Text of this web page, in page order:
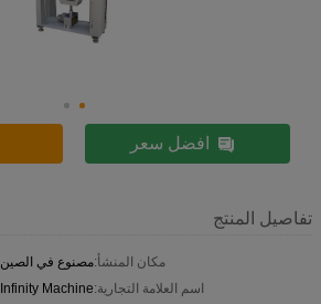
افضل سعر
تفاصيل المنتج
مكان المنشأ:مصنوع في الصين
اسم العلامة التجارية:Infinity Machine